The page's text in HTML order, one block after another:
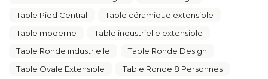
Table Pied Central
Table céramique extensible
Table moderne
Table industrielle extensible
Table Ronde industrielle
Table Ronde Design
Table Ovale Extensible
Table Ronde 8 Personnes